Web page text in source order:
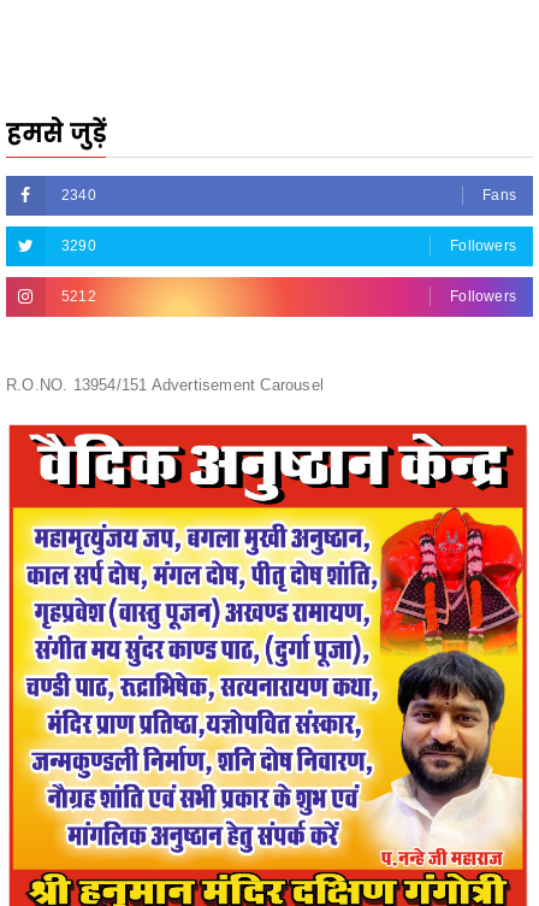
2340
3290 Followers
5212 Followers
R.O.NO. 13954/151 Advertisement Carousel